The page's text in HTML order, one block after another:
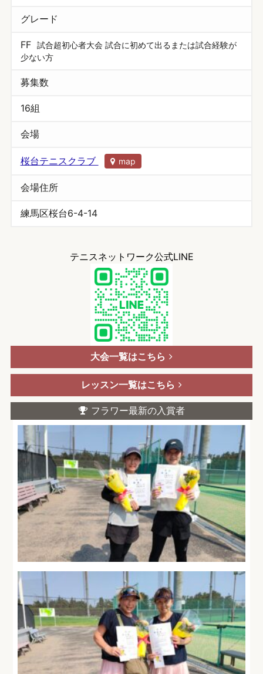
グレード
FF
試合超初心者大会 試合に初めて出るまたは試合経験が
少ない方
募集数
16組
会場
桜台テニスクラブ map
会場住所
練馬区桜台6-4-14
テニスネットワーク公式LINE
大会一覧はこちら
レッスン一覧はこちら
フラワー最新の入賞者